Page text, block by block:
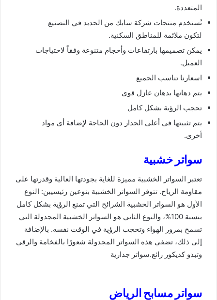
المتعددة.
تُستخدم منتجات شركة سابك من الحديد في التصنيع
لتكون ملائمة للمناطق السكنية.
يمكن تصميمها بارتفاعات وأحجام متنوعة وفقاً لاحتياجات
العميل.
اسعارنا تناسب الجميع
يتم دهانها بدهان عازل قوي
تحجب الرؤية بشكل كامل
يتم تثبيتها في أعلى الجدار دون الحاجة لإضافة أي مواد
أخرى.
سواتر خشبية
تعتبر السواتر الخشبية مميزة للغاية بجودتها العالية وقدرتها على
مقاومة الرياح. تتوفر السواتر الخشبية بنوعين رئيسيين: النوع
الأول هو السواتر الخشبية الشرائح التي تمنع الرؤية بشكل كامل
بنسبة 100%، والنوع الثاني هو السواتر الخشبية المجدولة التي
تسمح بمرور الهواء وتحجب الرؤية في الوقت نفسه. بالإضافة
إلى ذلك، تضفي هذه السواتر المجدولة شعورًا بالفخامة والرقي
وتبدو كديكور رائع.سواتر جدارية
سواتر مسابح الرياض